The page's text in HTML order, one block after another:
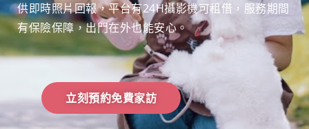
供即時照片回報，平台有24H攝影機可租借，服務期間
有保險保障，出門在外也能安心。
立刻預約免費家訪